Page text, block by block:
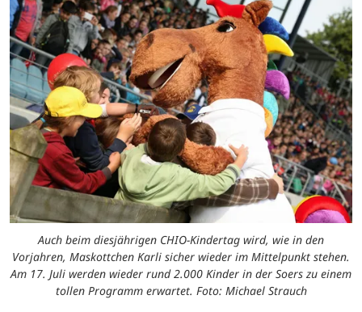
Auch beim diesjährigen CHIO-Kindertag wird, wie in den
Vorjahren, Maskottchen Karli sicher wieder im Mittelpunkt stehen.
Am 17. Juli werden wieder rund 2.000 Kinder in der Soers zu einem
tollen Programm erwartet. Foto: Michael Strauch